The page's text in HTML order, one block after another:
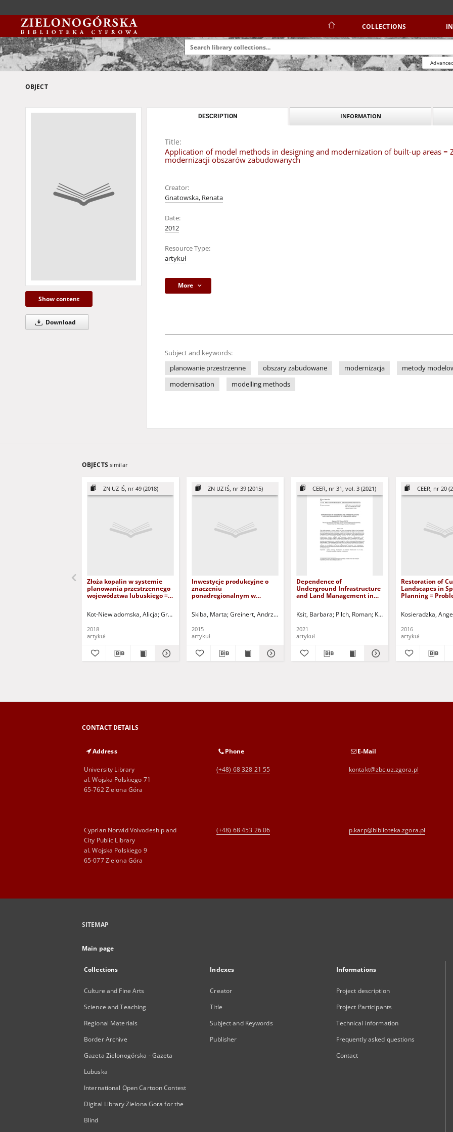
COLLECTIONS
OBJECT
Show content
Download
DESCRIPTION INFORMATION
Title:
Application of model methods in designing and modernization of built-up areas
modernizacji obszarów zabudowanych
Creator:
Gnatowska, Renata
Date:
2012
Resource Type:
artykuł
More
Subject and keywords:
planowanie przestrzenne
obszary zabudowane modernizacja metody
modernisation
modelling methods
OBJECTS similar
ZN UZ IŚ, nr 49 (2018)
Złoża kopalin w systemie
planowania przestrzennego
województwa lubuskiego =
Lubuskie Voivodeship
Kot-Niewiadomska, Alicja Greinert, Andrzej - red.
2018
artykuł
ZN UZ IŚ, nr 39 (2015)
Inwestycje produkcyjne o
znaczeniu
ponadregionalnym w
wojewódzkich = The
supraregional importance in
national and voivodship
Skiba, Marta Greinert, Andrzej - red.
2015
artykuł
CEER, nr 31, vol. 3 (2021)
Dependence of
Underground Infrastructure
and Land Management in
Ksit, Barbara Pilch, Roman Kuczyński, Tadeusz - red.
2021
artykuł
CEER, nr 20
Restoration of
Landscapes in
Planning =
przestrzennym
Kosieradzka,
2016
artykuł
CONTACT DETAILS
Address
University Library
al. Wojska Polskiego 71
65-762 Zielona Góra
Phone
(+48) 68 328 21 55
E-Mail
kontakt@zbc.uz.zgora.pl
Cyprian Norwid Voivodeship and
City Public Library
al. Wojska Polskiego 9
65-077 Zielona Góra
(+48) 68 453 26 06 p.karp@biblioteka.zgora.pl
SITEMAP
Main page
Collections
Culture and Fine Arts
Science and Teaching
Regional Materials
Border Archive
Gazeta Zielonogórska - Gazeta
Lubuska
International Open Cartoon Contest
Digital Library Zielona Gora for the
Blind
Indexes
Creator
Title
Subject and Keywords
Publisher
Informations
Project description
Project Participants
Technical information
Frequently asked questions
Contact